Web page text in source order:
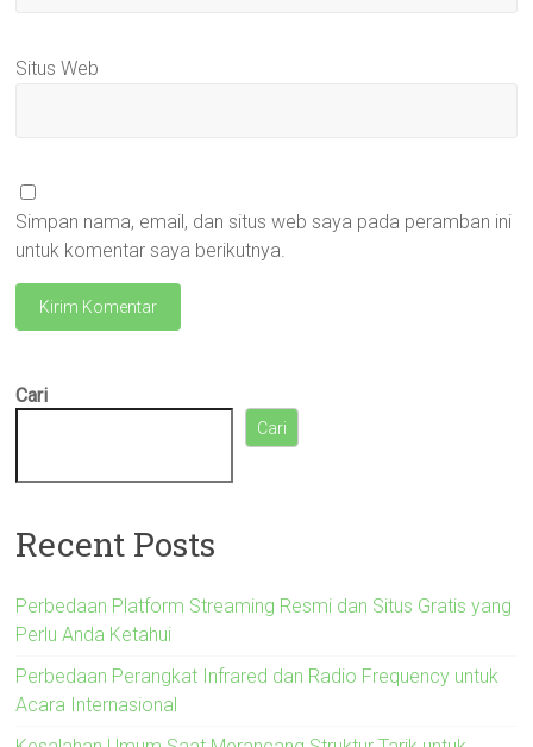
Situs Web
Simpan nama, email, dan situs web saya pada peramban ini
untuk komentar saya berikutnya.
Cari
Cari
Recent Posts
Perbedaan Platform Streaming Resmi dan Situs Gratis yang
Perlu Anda Ketahui
Perbedaan Perangkat Infrared dan Radio Frequency untuk
Acara Internasional